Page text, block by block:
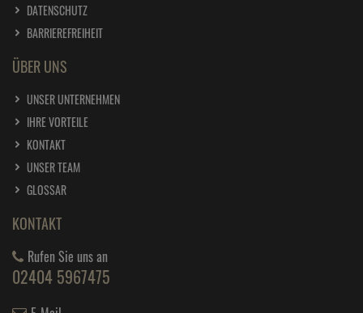
DATENSCHUTZ
BARRIEREFREIHEIT
ÜBER UNS
UNSER UNTERNEHMEN
IHRE VORTEILE
KONTAKT
UNSER TEAM
GLOSSAR
KONTAKT
Rufen Sie uns an
02404 5967475